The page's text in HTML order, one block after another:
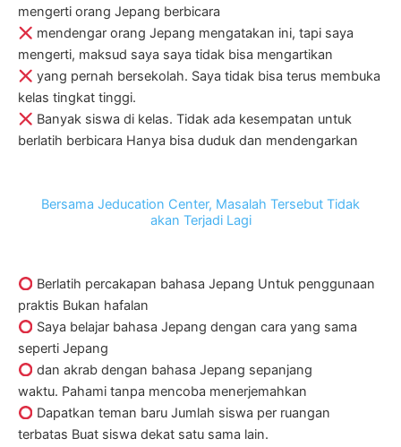
mengerti orang Jepang berbicara
mendengar orang Jepang mengatakan ini, tapi saya
mengerti, maksud saya saya tidak bisa mengartikan
yang pernah bersekolah. Saya tidak bisa terus membuka
kelas tingkat tinggi.
Banyak siswa di kelas. Tidak ada kesempatan untuk
berlatih berbicara Hanya bisa duduk dan mendengarkan
Bersama Jeducation Center, Masalah Tersebut Tidak
akan Terjadi Lagi
Berlatih percakapan bahasa Jepang Untuk penggunaan
praktis Bukan hafalan
Saya belajar bahasa Jepang dengan cara yang sama
seperti Jepang
dan akrab dengan bahasa Jepang sepanjang
waktu. Pahami tanpa mencoba menerjemahkan
Dapatkan teman baru Jumlah siswa per ruangan
terbatas Buat siswa dekat satu sama lain.